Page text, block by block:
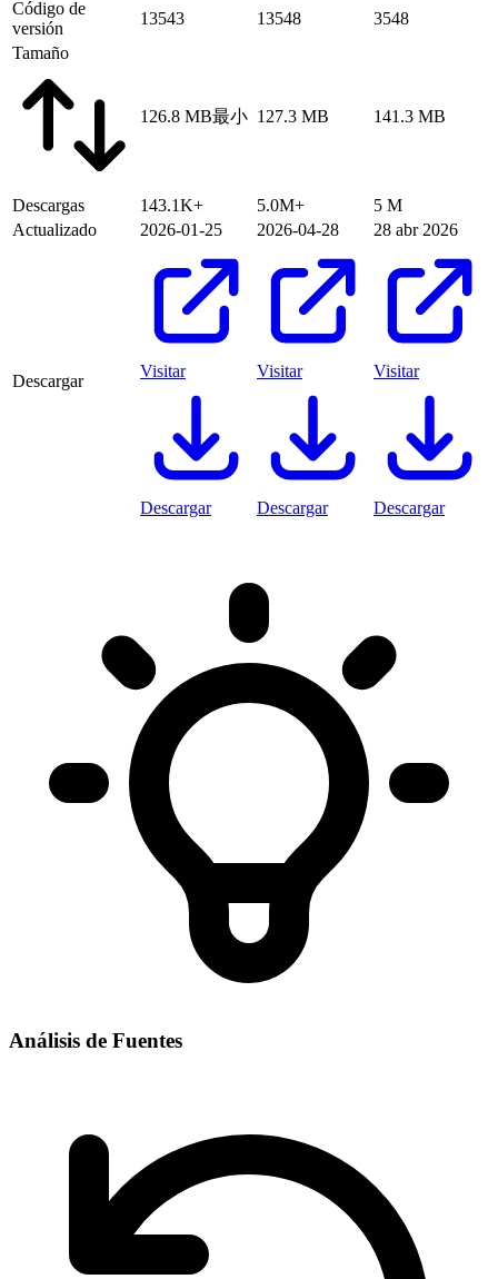
Código de
versión
13543 13548
3548
Tamaño
126.8 MB最小 127.3 MB 141.3 MB
Descargas 143.1K+ 5.0M+
5 M
Actualizado
2026-01-25 2026-04-28 28 abr 2026
Descargar
Visitar
Descargar
Visitar
Descargar
Visitar
Descargar
Análisis de Fuentes